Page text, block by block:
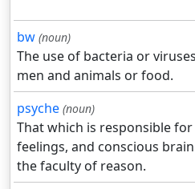
bw (noun)
The use of bacteria or
men and animals or food.
psyche (noun)
That which is responsible
feelings, and conscious
the faculty of reason.